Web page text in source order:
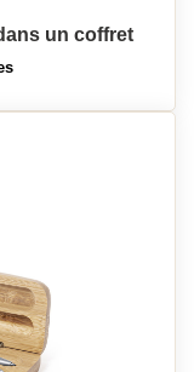
un coffret